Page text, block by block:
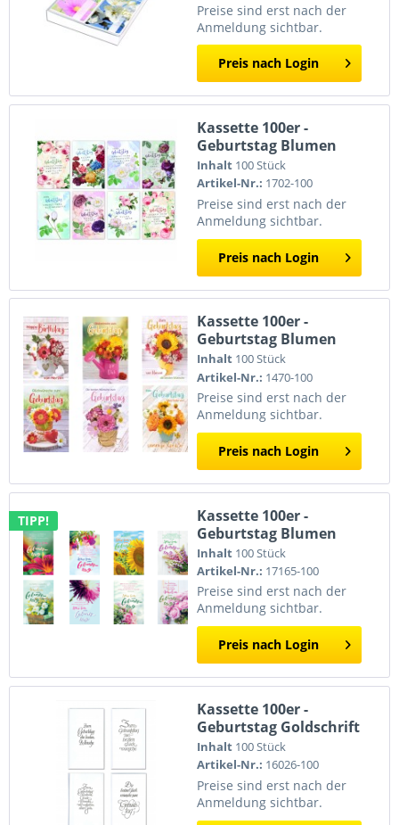
Preise sind erst nach der
Anmeldung sichtbar.
Preis nach Login
Kassette 100er -
Geburtstag Blumen
Inhalt 100 Stück
Artikel-Nr.: 1702-100
Preise sind erst nach der
Anmeldung sichtbar.
Preis nach Login
Kassette 100er -
Geburtstag Blumen
Inhalt 100 Stück
Artikel-Nr.: 1470-100
Preise sind erst nach der
Anmeldung sichtbar.
Preis nach Login
TIPP!
Kassette 100er -
Geburtstag Blumen
und Sprüche
Inhalt 100 Stück
Artikel-Nr.: 17165-100
Preise sind erst nach der
Anmeldung sichtbar.
Preis nach Login
Kassette 100er -
Geburtstag Goldschrift
Inhalt 100 Stück
Artikel-Nr.: 16026-100
Preise sind erst nach der
Anmeldung sichtbar.